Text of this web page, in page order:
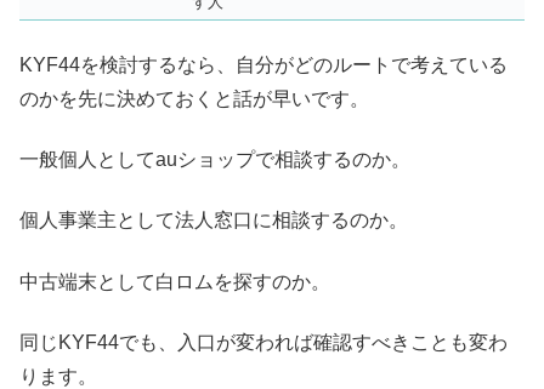
KYF44を検討するなら、自分がどのルートで考えている
のかを先に決めておくと話が早いです。
一般個人としてauショップで相談するのか。
個人事業主として法人窓口に相談するのか。
中古端末として白ロムを探すのか。
同じKYF44でも、入口が変われば確認すべきことも変わ
ります。